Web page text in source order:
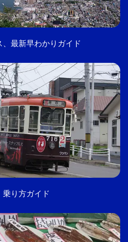
最新早わかりガイド
り方ガイド